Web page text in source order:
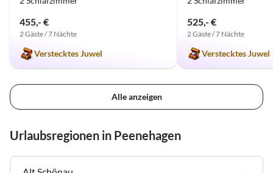
455,- €
2 Gäste / 7 Nächte
Verstecktes Juwel
525,- €
2 Gäste / 7 Nächte
Verstecktes Juwel
Alle anzeigen
Urlaubsregionen in Peenehagen